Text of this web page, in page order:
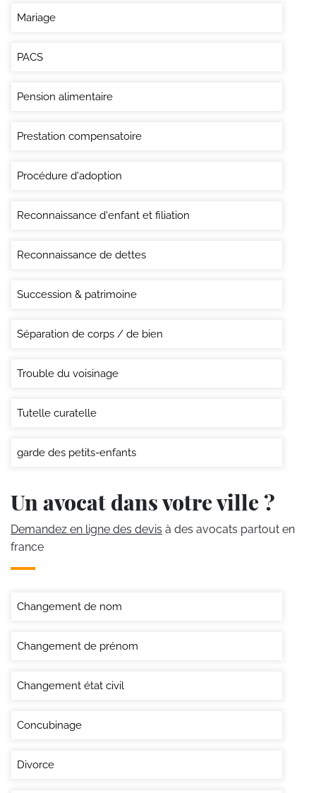
Mariage
PACS
Pension alimentaire
Prestation compensatoire
Procédure d'adoption
Reconnaissance d'enfant et filiation
Reconnaissance de dettes
Succession & patrimoine
Séparation de corps / de bien
Trouble du voisinage
Tutelle curatelle
garde des petits-enfants
Un avocat dans votre ville ?
Demandez en ligne des devis à des avocats partout en
france
Changement de nom
Changement de prénom
Changement état civil
Concubinage
Divorce